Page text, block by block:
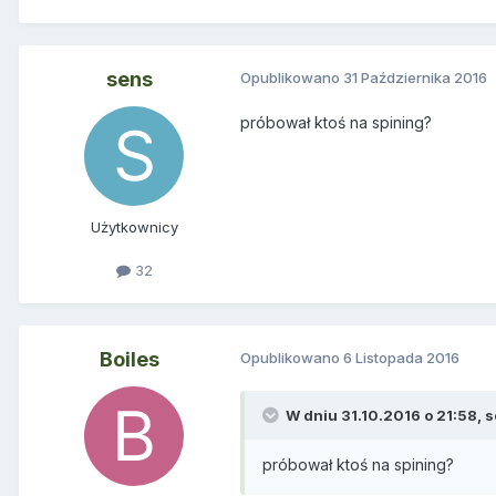
sens
Użytkownicy
32
Opublikowano 31 Października 2016
próbował ktoś na spining?
Boiles Opublikowano 6 Listopada 2016
W dniu 31.10.2016 o 21:58,
próbował ktoś na spining?